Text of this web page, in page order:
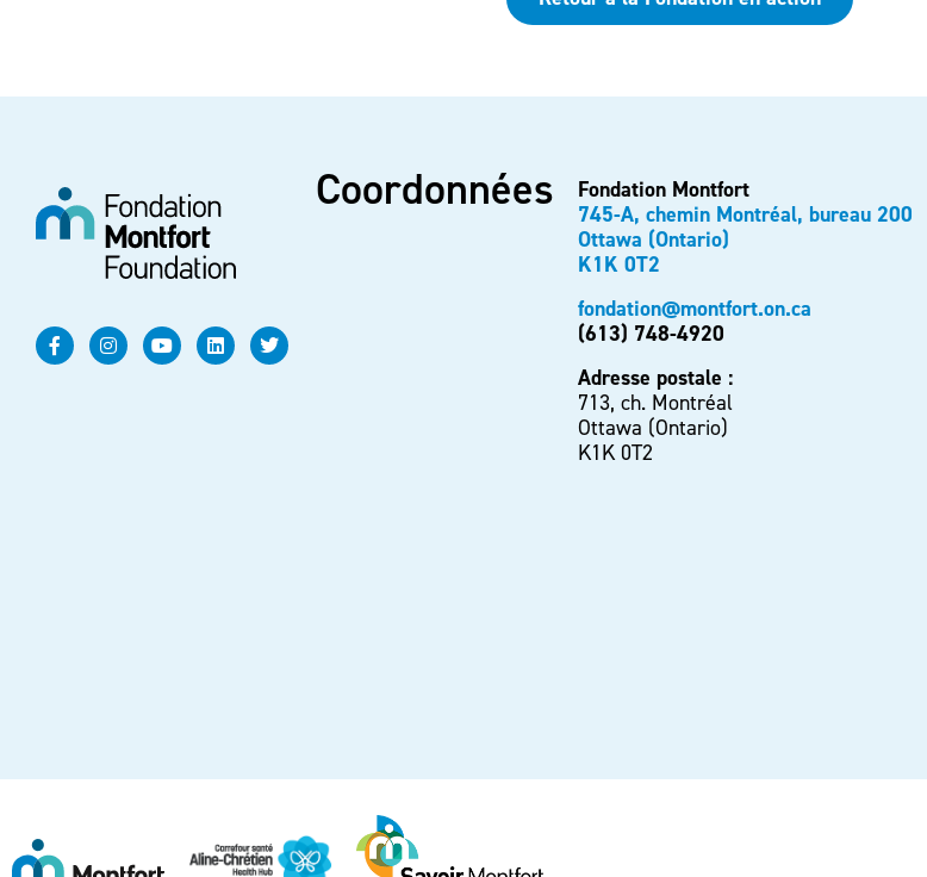
Coordonnées
Fondation Montfort
745-A, chemin Montréal, bureau 200
Ottawa (Ontario)
K1K 0T2
fondation@montfort.on.ca
(613) 748-4920
Adresse postale :
713, ch. Montréal
Ottawa (Ontario)
K1K 0T2